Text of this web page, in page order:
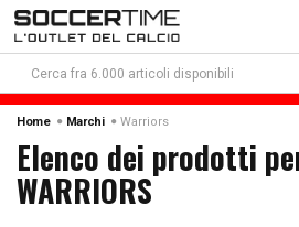
Home Marchi Warriors
Elenco dei prodotti
WARRIORS